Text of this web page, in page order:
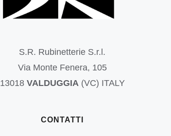
S.R. Rubinetterie S.r.l.
Via Monte Fenera, 105
13018 VALDUGGIA(VC) ITALY
CONTATTI